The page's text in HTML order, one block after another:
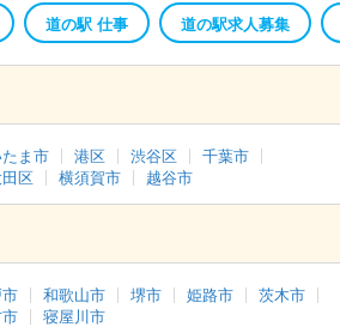
道の駅 仕事 道の駅求人募集
ま市 港区 渋谷区
千葉市
田区 横須賀市 越谷市
和歌山市 堺市 姫路市
茨木市
寝屋川市